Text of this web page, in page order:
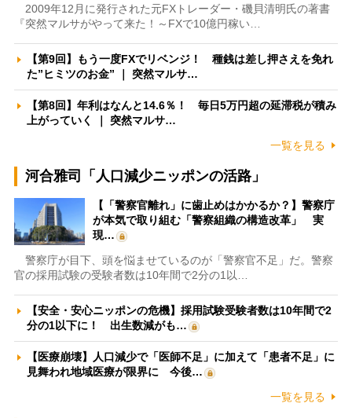
2009年12月に発行された元FXトレーダー・磯貝清明氏の著書
『突然マルサがやって来た！～FXで10億円稼い…
【第9回】もう一度FXでリベンジ！ 種銭は差し押さえを免れ
た”ヒミツのお金” ｜ 突然マルサ…
【第8回】年利はなんと14.6％！ 毎日5万円超の延滞税が積み
上がっていく ｜ 突然マルサ…
一覧を見る
河合雅司「人口減少ニッポンの活路」
【「警察官離れ」に歯止めはかかるか？】警察庁
が本気で取り組む「警察組織の構造改革」 実
現…
警察庁が目下、頭を悩ませているのが「警察官不足」だ。警察
官の採用試験の受験者数は10年間で2分の1以…
【安全・安心ニッポンの危機】採用試験受験者数は10年間で2
分の1以下に！ 出生数減がも…
【医療崩壊】人口減少で「医師不足」に加えて「患者不足」に
見舞われ地域医療が限界に 今後…
一覧を見る